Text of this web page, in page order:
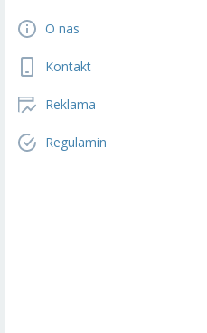
O nas
Kontakt
Reklama
Regulamin